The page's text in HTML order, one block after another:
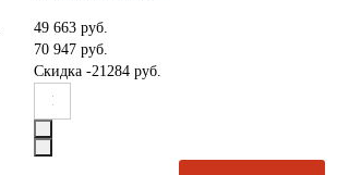
49 663 руб.
70 947 руб.
Скидка -21284 руб.